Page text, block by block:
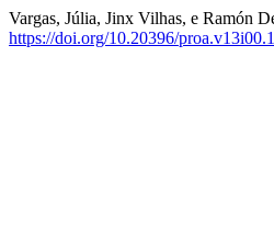
Vargas, Júlia, Jinx Vilhas, e Ramón
https://doi.org/10.20396/